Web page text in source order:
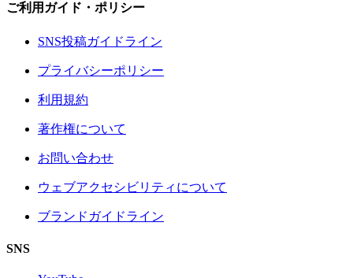
ご利用ガイド・ポリシー
SNS投稿ガイドライン
プライバシーポリシー
利用規約
著作権について
お問い合わせ
ウェブアクセシビリティについて
ブランドガイドライン
SNS